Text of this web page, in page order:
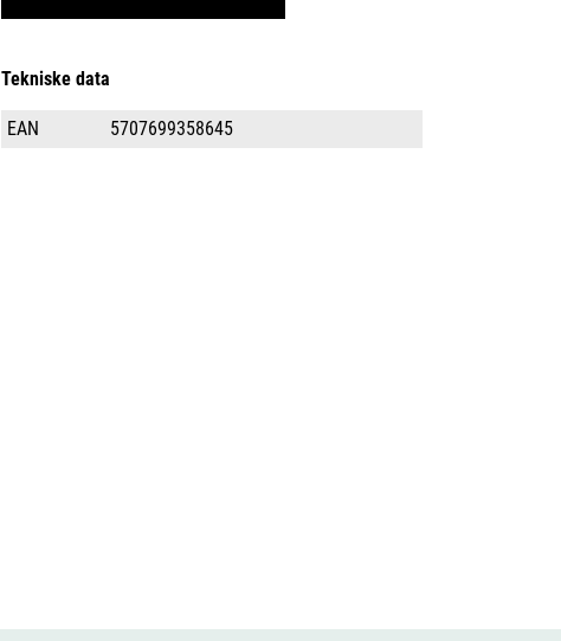
Tekniske data
EAN 5707699358645